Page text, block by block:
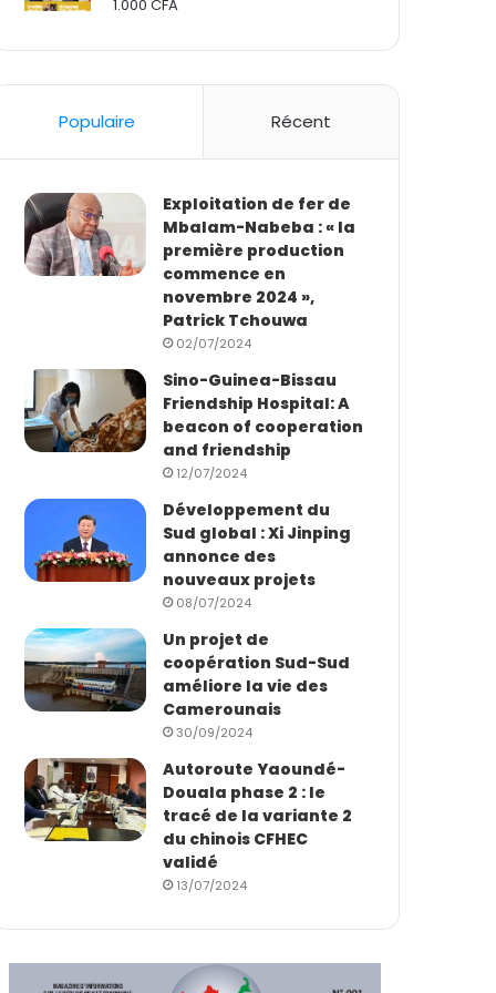
1.000CFA
Populaire Récent
Exploitation de fer de
Mbalam-Nabeba : « la
première production
commence en
novembre 2024 »,
Patrick Tchouwa
02/07/2024
Sino-Guinea-Bissau
Friendship Hospital: A
beacon of cooperation
and friendship
12/07/2024
Développement du
Sud global : Xi Jinping
annonce des
nouveaux projets
08/07/2024
Un projet de
coopération Sud-Sud
améliore la vie des
Camerounais
30/09/2024
Autoroute Yaoundé-
Douala phase 2 : le
tracé de la variante 2
du chinois CFHEC
validé
13/07/2024